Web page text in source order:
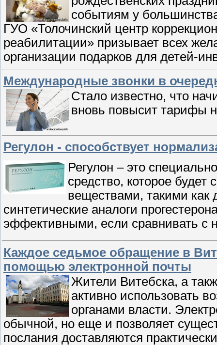
событиям у
ГУО «Толочинский центр
реабилитации» призывает всех
организации подарков для детей-
Международные звонки в
Стало известно, что
вновь повысит тарифы
Регулон - способствует
Регулон – это
средство, которое
веществами, такими как
синтетические аналоги
эффективными, если сравнивать
Каждое седьмое обращение в
помощью электронной почты
Жители Витебска, а
активно использовать
органами власти.
обычной, но еще и позволяет
послания доставляются